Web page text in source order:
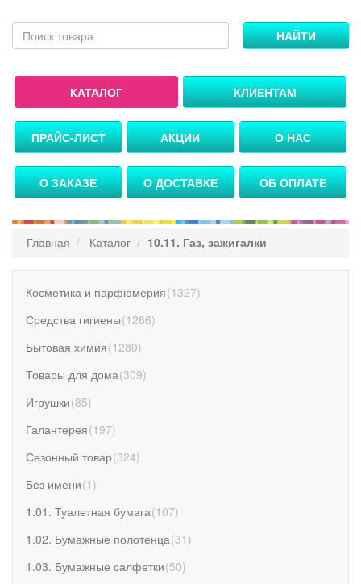
НАЙТИ
КАТАЛОГ КЛИЕНТАМ
ПРАЙС-ЛИСТ АКЦИИ О НАС
О ЗАКАЗЕ О ДОСТАВКЕ ОБ ОПЛАТЕ
Главная Каталог 10.11. Газ, зажигалки
Косметика и парфюмерия(1327)
Средства гигиены(1266)
Бытовая химия(1280)
Товары для дома(309)
Игрушки(85)
Галантерея(197)
Сезонный товар(324)
Без имени(1 )
1.01. Туалетная бумага(107)
1.02. Бумажные полотенца(31 )
1.03. Бумажные салфетки(50)